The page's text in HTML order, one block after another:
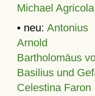
Michael Agricola
• neu: Antonius
Arnold
Bartholomäus
Basilius und
Celestina Faron